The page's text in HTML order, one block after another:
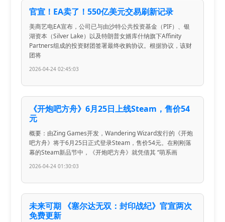
官宣！EA卖了！550亿美元交易刷新记录
美商艺电EA宣布，公司已与由沙特公共投资基金（PIF）、银
湖资本（Silver Lake）以及特朗普女婿库什纳旗下Affinity
Partners组成的投资财团签署最终收购协议。根据协议，该财
团将
2026-04-24 02:45:03
《开炮吧方舟》6月25日上线Steam，售价54
元
概要：由Zing Games开发，Wandering Wizard发行的《开炮
吧方舟》将于6月25日正式登录Steam，售价54元。在刚刚落
幕的Steam新品节中，《开炮吧方舟》就凭借其 “萌系画
2026-04-24 01:30:03
未来可期 《塞尔达无双：封印战纪》官宣两次
免费更新